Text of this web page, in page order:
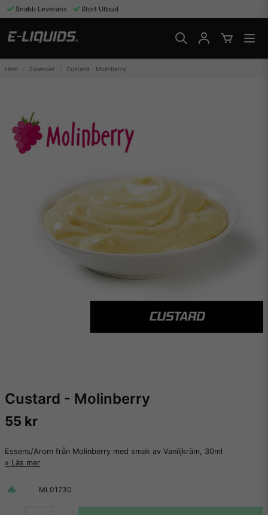
Snabb Leverans Stort Utbud
Hem Essenser Custard - Molinberry
Custard - Molinberry
55 kr
Essens/Arom från Molinberry med smak av Vaniljkräm, 30ml
Läs mer
ML01730